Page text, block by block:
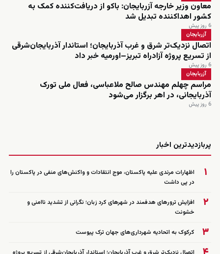
معاون وزیر خارجه آزربایجان: باکو از دریافت‌کننده کمک به
کشور اهداکننده تبدیل شد
6 روز پیش
آزربایجان
اتصال نزدیک‌تر شرق و غرب آذربایجان؛ استاندار آذربایجان‌شرقی
از تسریع پروژه آزادراه تبریز–اورمیه خبر داد
6 روز پیش
آزربایجان
مراسم چهلم مهندس صالح ملاعباسی، فعال ملی تورک
آذربایجانی، در اهر برگزار می‌شود
6 روز پیش
پربازدیدترین اخبار
۱
اظهارات مرندی علیه پاکستان، موج انتقادات و واکنش‌های منفی در پاکستان را
در پی داشت
۲
افزایش ترورهای هدفمند در شهرهای کرد زبان؛ نگرانی از تشدید ناامنی و
خشونت
۳ کرکوک به اتحادیه شهرداری‌های جهان ترک پیوست